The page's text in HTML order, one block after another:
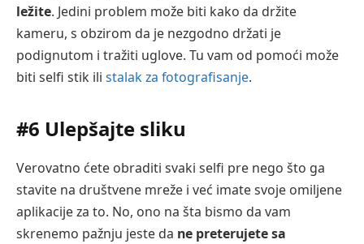
ležite. Jedini problem može biti kako da držite
kameru, s obzirom da je nezgodno držati je
podignutom i tražiti uglove. Tu vam od pomoći može
biti selfi stik ili stalak za fotografisanje.
#6 Ulepšajte sliku
Verovatno ćete obraditi svaki selfi pre nego što ga
stavite na društvene mreže i već imate svoje omiljene
aplikacije za to. No, ono na šta bismo da vam
skrenemo pažnju jeste da ne preterujete sa